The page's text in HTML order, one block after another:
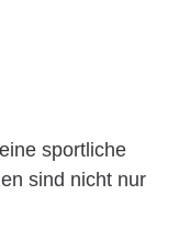
sportliche
sind nicht nur